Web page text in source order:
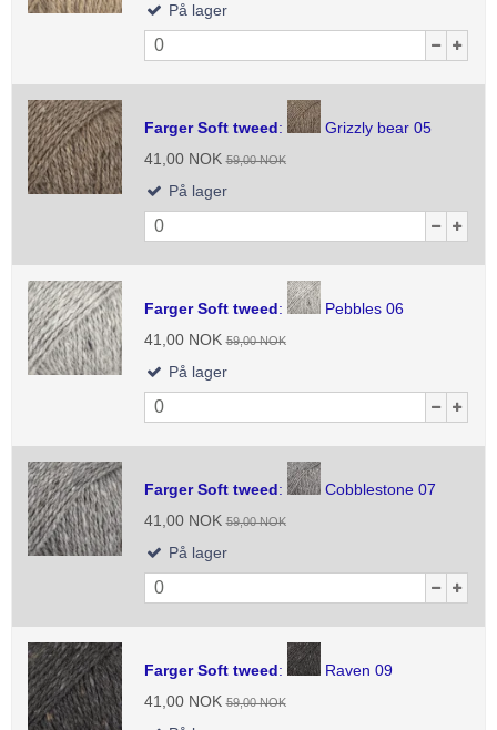
På lager
Farger Soft tweed:
Grizzly bear 05
41,00 NOK 59,00 NOK
På lager
Farger Soft tweed:
Pebbles 06
41,00 NOK 59,00 NOK
På lager
Farger Soft tweed:
Cobblestone 07
41,00 NOK 59,00 NOK
På lager
Farger Soft tweed:
Raven 09
41,00 NOK 59,00 NOK